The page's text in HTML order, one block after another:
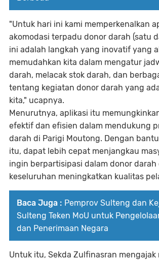
"Untuk hari ini kami memperkenalkan
akomodasi terpadu donor darah (satu
ini adalah langkah yang inovatif yang
memudahkan kita dalam mengatur
darah, melacak stok darah, dan
tentang kegiatan donor darah yang
kita," ucapnya.
Menurutnya, aplikasi itu
efektif dan efisien dalam mendukung
darah di Parigi Moutong. Dengan
itu, dapat lebih cepat menjangkau
ingin berpartisipasi dalam donor darah
keseluruhan meningkatkan kualitas
Baca Juga : Pemprov Sulteng dan
Sulteng Teken MoU untuk
dan Penerimaan Negara
Untuk itu, Sekda Zulfinasran mengajak